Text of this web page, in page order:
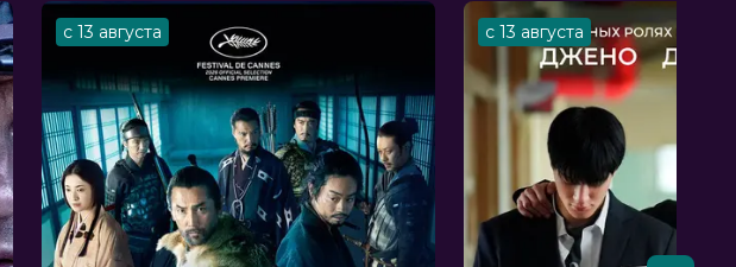
с 13 августа с 13 августа